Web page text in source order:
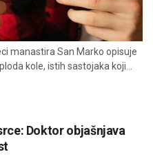
manastira San Marko opisuje
kole, istih sastojaka koji...
Doktor objašnjava